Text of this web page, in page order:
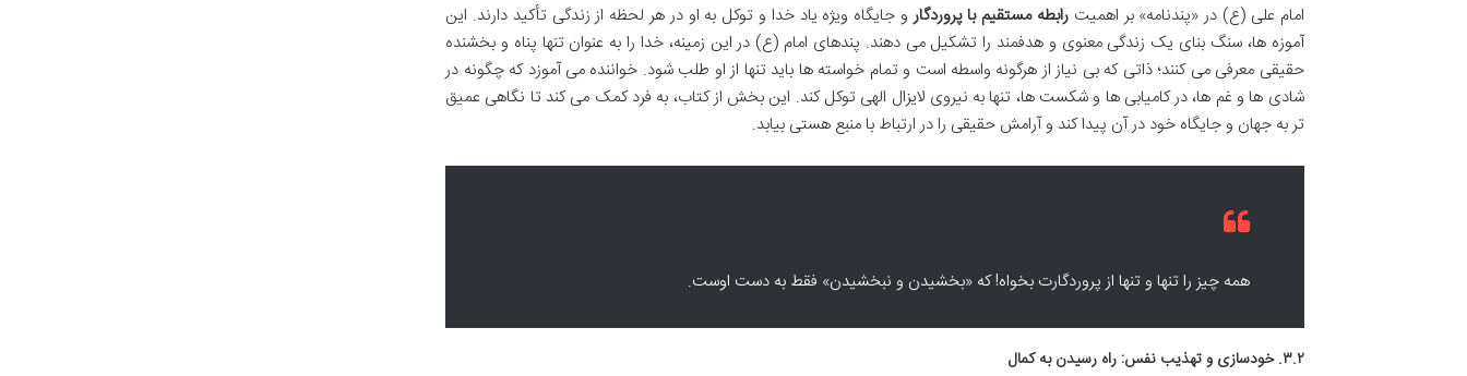
امام علی (ع) در «پندنامه» بر اهمیت رابطه مستقیم با پروردگار و جایگاه ویژه یاد خدا و توکل به او در هر لحظه از زندگی تأکید دارند. این
آموزه ها، سنگ بنای یک زندگی معنوی و هدفمند را تشکیل می دهند. پندهای امام (ع) در این زمینه، خدا را به عنوان تنها پناه و بخشنده
حقیقی معرفی می کنند؛ ذاتی که بی نیاز از هرگونه واسطه است و تمام خواسته ها باید تنها از او طلب شود. خواننده می آموزد که چگونه در
شادی ها و غم ها، در کامیابی ها و شکست ها، تنها به نیروی لایزال الهی توکل کند. این بخش از کتاب، به فرد کمک می کند تا نگاهی عمیق
تر به جهان و جایگاه خود در آن پیدا کند و آرامش حقیقی را در ارتباط با منبع هستی بیابد.
همه چیز را تنها و تنها از پروردگارت بخواه! که «بخشیدن و نبخشیدن» فقط به دست اوست.
۳.۲. خودسازی و تهذیب نفس: راه رسیدن به کمال